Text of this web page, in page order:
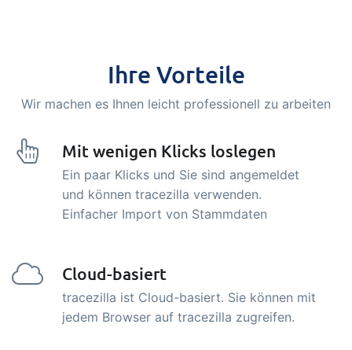
Ihre Vorteile
Wir machen es Ihnen leicht professionell zu arbeiten
Mit wenigen Klicks loslegen
Ein paar Klicks und Sie sind angemeldet
und können tracezilla verwenden.
Einfacher Import von Stammdaten
Cloud-basiert
tracezilla ist Cloud-basiert. Sie können mit
jedem Browser auf tracezilla zugreifen.